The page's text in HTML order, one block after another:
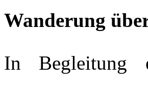
Wanderung
In Begleitung